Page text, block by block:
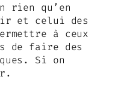
rien qu’en
et celui des
à ceux
de faire des
Si on